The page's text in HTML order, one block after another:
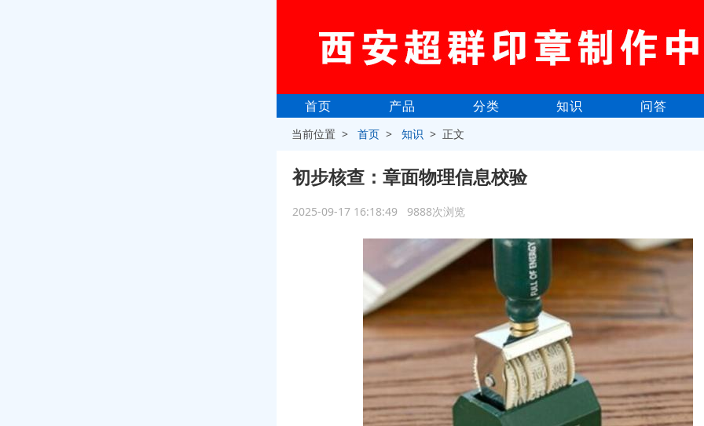
首页 产品 分类 知识 问答
当前位置 >首页 >知识 > 正文
初步核查：章面物理信息校验
2025-09-17 16:18:49 9888次浏览